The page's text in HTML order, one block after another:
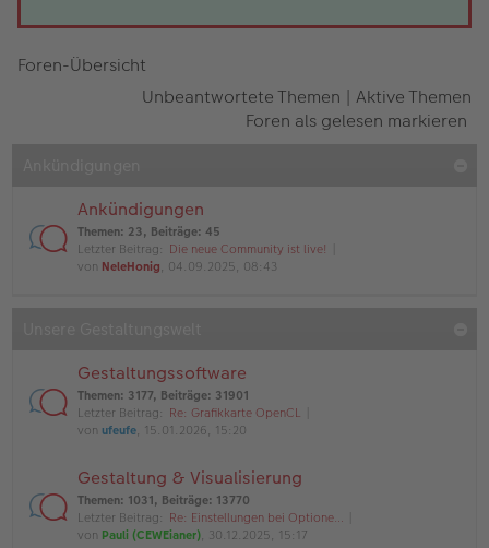
Foren-Übersicht
Unbeantwortete Themen | Aktive Themen
Foren als gelesen markieren
Ankündigungen
Themen: 23, Beiträge: 45
Letzter Beitrag: Die neue Community ist live!
von NeleHonig, 04.09.2025, 08:43
Gestaltungssoftware
Themen: 3177, Beiträge: 31901
Letzter Beitrag: Re: Grafikkarte OpenCL
von ufeufe, 15.01.2026, 15:20
Gestaltung & Visualisierung
Themen: 1031, Beiträge: 13770
Letzter Beitrag: Re: Einstellungen bei Optione…
von Pauli (CEWEianer), 30.12.2025, 15:17